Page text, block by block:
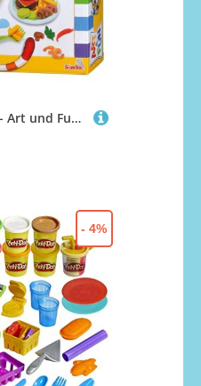
Simba 106324529 - Art und Fun Burger Knetset, 4x50g Knete, Burgergrill, 13 Teile, Kinderknete, Zubehör, ab 3 Jahren
- 4%